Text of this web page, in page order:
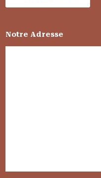
Notre Adresse